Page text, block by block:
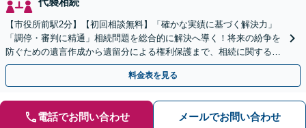
【市役所前駅2分】【初回相談無料】「確かな実績に基づく解決力」
「調停・審判に精通」相続問題を総合的に解決へ導く！将来の紛争を
防ぐための遺言作成から遺留分による権利保護まで、相続に関するあ
らゆる場面でサポート「安心の料金体系と丁寧な説明」
料金表を見る
電話でお問い合わせ メールでお問い合わせ